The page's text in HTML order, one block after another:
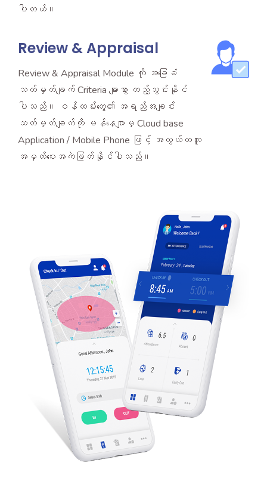
ပါတယ်။
Review & Appraisal
Review & Appraisal Module ကို အခြေခံ
သတ်မှတ်ချက် Criteria များစွာ ထည့်သွင်းနိုင်
ပါသည်။ ဝန်ထမ်းတွေ၏ အရည်အချင်း
သတ်မှတ်ချက်ကို မန်နေဂျာမှ Cloud base
Application / Mobile Phone ဖြင့် အလွယ်တကူ
အမှတ်ပေးအကဲဖြတ်နိုင်ပါသည်။